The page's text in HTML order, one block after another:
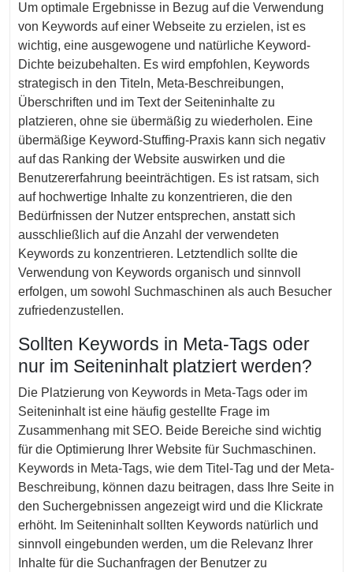
Um optimale Ergebnisse in Bezug auf die Verwendung
von Keywords auf einer Webseite zu erzielen, ist es
wichtig, eine ausgewogene und natürliche Keyword-
Dichte beizubehalten. Es wird empfohlen, Keywords
strategisch in den Titeln, Meta-Beschreibungen,
Überschriften und im Text der Seiteninhalte zu
platzieren, ohne sie übermäßig zu wiederholen. Eine
übermäßige Keyword-Stuffing-Praxis kann sich negativ
auf das Ranking der Website auswirken und die
Benutzererfahrung beeinträchtigen. Es ist ratsam, sich
auf hochwertige Inhalte zu konzentrieren, die den
Bedürfnissen der Nutzer entsprechen, anstatt sich
ausschließlich auf die Anzahl der verwendeten
Keywords zu konzentrieren. Letztendlich sollte die
Verwendung von Keywords organisch und sinnvoll
erfolgen, um sowohl Suchmaschinen als auch Besucher
zufriedenzustellen.
Sollten Keywords in Meta-Tags oder
nur im Seiteninhalt platziert werden?
Die Platzierung von Keywords in Meta-Tags oder im
Seiteninhalt ist eine häufig gestellte Frage im
Zusammenhang mit SEO. Beide Bereiche sind wichtig
für die Optimierung Ihrer Website für Suchmaschinen.
Keywords in Meta-Tags, wie dem Titel-Tag und der Meta-
Beschreibung, können dazu beitragen, dass Ihre Seite in
den Suchergebnissen angezeigt wird und die Klickrate
erhöht. Im Seiteninhalt sollten Keywords natürlich und
sinnvoll eingebunden werden, um die Relevanz Ihrer
Inhalte für die Suchanfragen der Benutzer zu